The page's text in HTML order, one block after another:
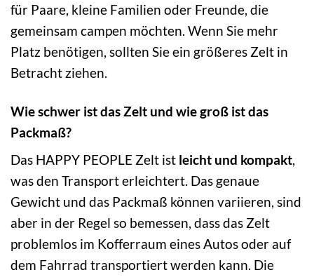
für Paare, kleine Familien oder Freunde, die
gemeinsam campen möchten. Wenn Sie mehr
Platz benötigen, sollten Sie ein größeres Zelt in
Betracht ziehen.
Wie schwer ist das Zelt und wie groß ist das
Packmaß?
Das HAPPY PEOPLE Zelt ist leicht und kompakt,
was den Transport erleichtert. Das genaue
Gewicht und das Packmaß können variieren, sind
aber in der Regel so bemessen, dass das Zelt
problemlos im Kofferraum eines Autos oder auf
dem Fahrrad transportiert werden kann. Die